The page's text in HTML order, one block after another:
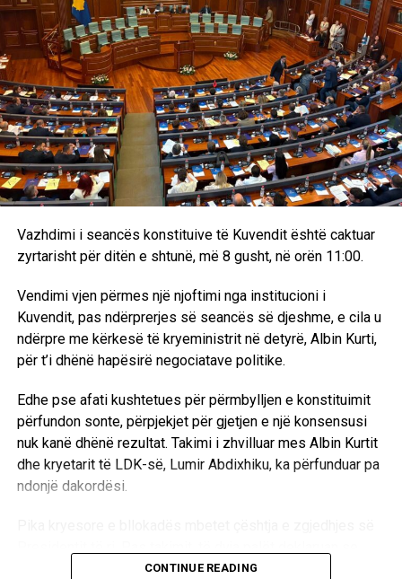
Në takim u theksua se rruga evropiane e Kosovës mbetet
një proces gjithëpërfshirës, që kërkon bashkëpunim të
gjerë institucional dhe konsensus politik, ndërsa Bashkimi
Evropian rikonfirmoi mbështetjen e tij për Kosovën si
partneri kryesor financiar dhe zhvillimor, me mbi 3.7
miliardë euro të investuara që nga viti 1999./A.K/
RELATED TOPICS:
Profesori i UBT-së, Shpresim Vranovci, shpallet
“Menaxheri i Vitit 2026” për Evropën Juglindore
Arrestohet një person në Malishevë, shtiu me armë në
ajër
Vazhdimi i seancës konstituive të Kuvendit është caktuar
zyrtarisht për ditën e shtunë, më 8 gusht, në orën 11:00.
Vendimi vjen përmes një njoftimi nga institucioni i
Kuvendit, pas ndërprerjes së seancës së djeshme, e cila u
ndërpre me kërkesë të kryeministrit në detyrë, Albin Kurti,
për t’i dhënë hapësirë negociatave politike.
Edhe pse afati kushtetues për përmbylljen e konstituimit
përfundon sonte, përpjekjet për gjetjen e një konsensusi
nuk kanë dhënë rezultat. Takimi i zhvilluar mes Albin Kurtit
dhe kryetarit të LDK-së, Lumir Abdixhiku, ka përfunduar pa
ndonjë dakordësi.
mbeten ende larg një marrëveshjeje politike, duke
CONTINUE READING